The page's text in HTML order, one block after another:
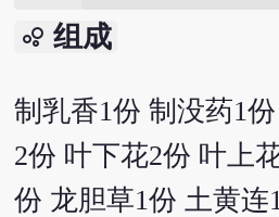
bubble_chart 组成
制乳香1份 制没药1
2份 叶下花2份 叶上
份 龙胆草1份 土黄